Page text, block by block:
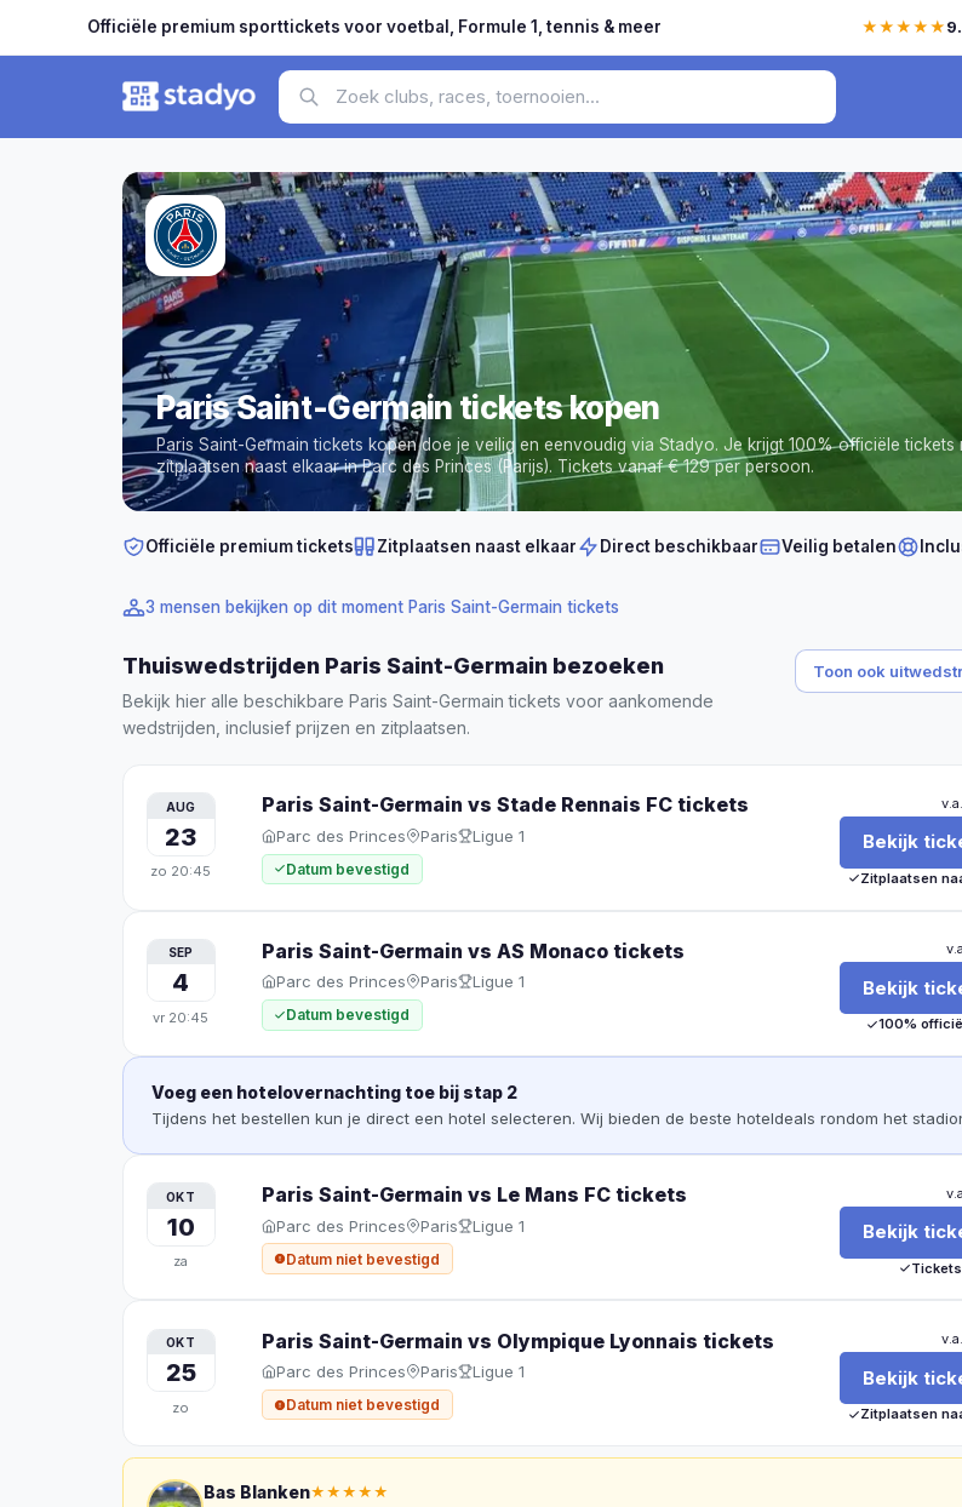
Officiële premium sporttickets voor voetbal, Formule 1, tennis & meer ★★★★★
Paris Saint-Germain tickets kopen
Paris Saint-Germain tickets kopen doe je veilig en eenvoudig via Stadyo. Je krijgt 100% officiële tickets
zitplaatsen naast elkaar in Parc des Princes (Parijs). Tickets vanaf € 129 per persoon.
Officiële premium tickets Zitplaatsen naast elkaar Direct beschikbaar Veilig betalen
3 mensen bekijken op dit moment Paris Saint-Germain tickets
Thuiswedstrijden Paris Saint-Germain bezoeken
Bekijk hier alle beschikbare Paris Saint-Germain tickets voor aankomende
wedstrijden, inclusief prijzen en zitplaatsen.
Toon ook
AUG
23
zo 20:45
Paris Saint-Germain vs Stade Rennais FCtickets
Parc des Princes Paris Ligue 1
Datum bevestigd
v.a.
Bekijk
Zitplaatsen
SEP
4
vr 20:45
Paris Saint-Germain vs AS Monacotickets
Parc des Princes Paris Ligue 1
Datum bevestigd
Bekijk
100%
Voeg een hotelovernachting toe bij stap 2
Tijdens het bestellen kun je direct een hotel selecteren. Wij bieden de beste hoteldeals rondom het
OKT
10
za
Paris Saint-Germain vs Le Mans FCtickets
Parc des Princes Paris Ligue 1
Datum niet bevestigd
v.a.
Bekijk
OKT
25
zo
Paris Saint-Germain vs Olympique Lyonnais tickets
Parc des Princes Paris Ligue 1
Datum niet bevestigd
v.a.
Bekijk
Zitplaatsen
Bas Blanken★★★★★